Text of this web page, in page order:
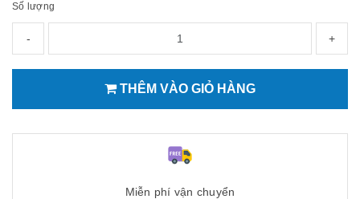
Số lượng
- +
THÊM VÀO GIỎ HÀNG
Miễn phí vận chuyển